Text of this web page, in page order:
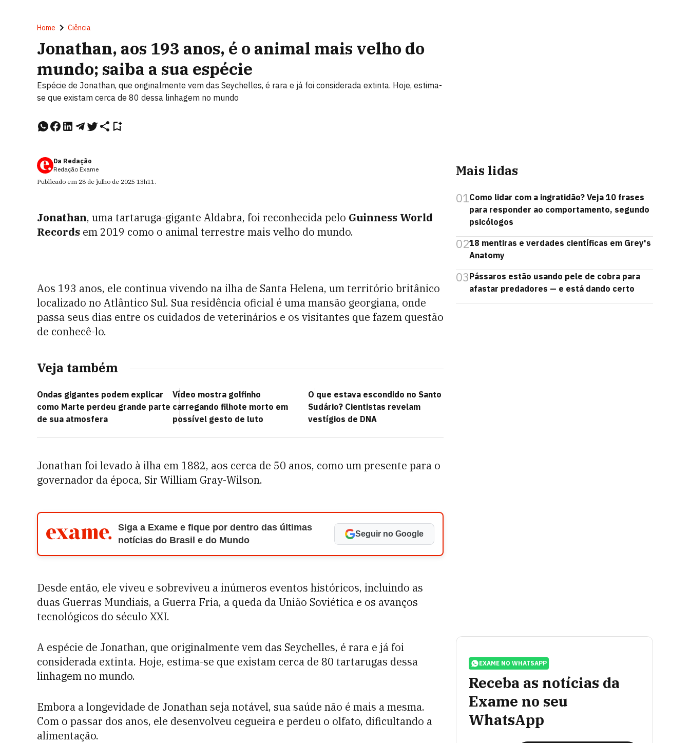
Home Ciência
Jonathan, aos 193 anos, é o animal mais velho do
mundo; saiba a sua espécie
Espécie de Jonathan, que originalmente vem das Seychelles, é rara e já foi considerada extinta. Hoje, estima-
se que existam cerca de 80 dessa linhagem no mundo
Da Redação
Redação Exame
Publicado em 28 de julho de 2025 13h11.
Jonathan, uma tartaruga-gigante Aldabra, foi reconhecida pelo Guinness World
Records em 2019 como o animal terrestre mais velho do mundo.
Aos 193 anos, ele continua vivendo na ilha de Santa Helena, um território britânico
localizado no Atlântico Sul. Sua residência oficial é uma mansão georgiana, onde
passa seus dias entre os cuidados de veterinários e os visitantes que fazem questão
de conhecê-lo.
Veja também
Ondas gigantes podem explicar
como Marte perdeu grande parte
de sua atmosfera
Vídeo mostra golfinho
carregando filhote morto em
possível gesto de luto
O que estava escondido no Santo
Sudário? Cientistas revelam
vestígios de DNA
Jonathan foi levado à ilha em 1882, aos cerca de 50 anos, como um presente para o
governador da época, Sir William Gray-Wilson.
Siga a Exame e fique por dentro das últimas
notícias do Brasil e do Mundo
Seguir no Google
Desde então, ele viveu e sobreviveu a inúmeros eventos históricos, incluindo as
duas Guerras Mundiais, a Guerra Fria, a queda da União Soviética e os avanços
tecnológicos do século XXI.
A espécie de Jonathan, que originalmente vem das Seychelles, é rara e já foi
considerada extinta. Hoje, estima-se que existam cerca de 80 tartarugas dessa
linhagem no mundo.
Embora a longevidade de Jonathan seja notável, sua saúde não é mais a mesma.
Com o passar dos anos, ele desenvolveu cegueira e perdeu o olfato, dificultando a
alimentação.
Mais lidas
01Como lidar com a ingratidão? Veja 10 frases
para responder ao comportamento, segundo
psicólogos
0218 mentiras e verdades científicas em Grey's
Anatomy
03Pássaros estão usando pele de cobra para
afastar predadores — e está dando certo
EXAME NO WHATSAPP
Receba as notícias da
Exame no seu
WhatsApp